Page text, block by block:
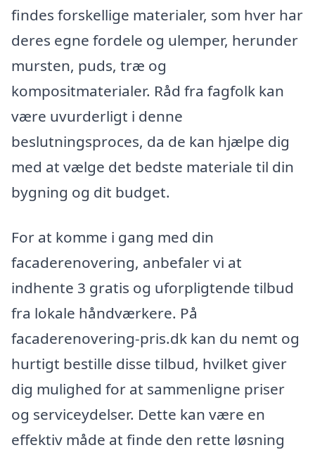
findes forskellige materialer, som hver har
deres egne fordele og ulemper, herunder
mursten, puds, træ og
kompositmaterialer. Råd fra fagfolk kan
være uvurderligt i denne
beslutningsproces, da de kan hjælpe dig
med at vælge det bedste materiale til din
bygning og dit budget.
For at komme i gang med din
facaderenovering, anbefaler vi at
indhente 3 gratis og uforpligtende tilbud
fra lokale håndværkere. På
facaderenovering-pris.dk kan du nemt og
hurtigt bestille disse tilbud, hvilket giver
dig mulighed for at sammenligne priser
og serviceydelser. Dette kan være en
effektiv måde at finde den rette løsning